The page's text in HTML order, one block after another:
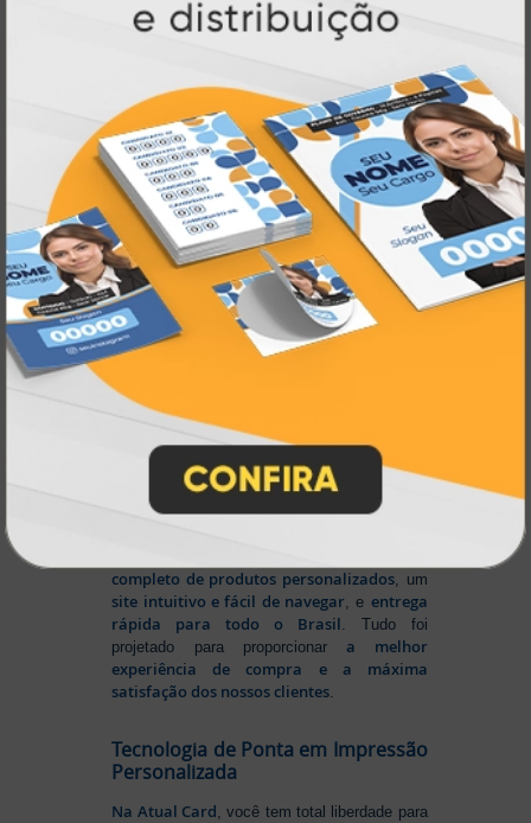
Pioneirismo e Inovação em
Muito antes de termos comográfica online,
impressão sob demanda e web to printse
popularizarem, aAtual Card já estava
transformando o mercado gráfico.
Nascemos digitais e seguimosinovando
continuamente, investindo em
tecnologia
de ponta para garantir a melhor experiência
em
produtos personalizados e impressão
online
. Tudo isso para oferecer
agilidade,
qualidade e soluções inteligentes
que
atendem às suas necessidades.
Liderança e Qualidade em
Impressão
Prestes a completar três décadas de
inovação e serviços,a Atual Card segue
como referência no mercado gráfico e de
personalização online, oferecendo
completo de produtos personalizados, um
site intuitivo e fácil de navegar, e entrega
rápida para todo o Brasil. Tudo foi
projetado para proporcionara melhor
experiência de compra e a máxima
satisfação dos nossos clientes.
Tecnologia de Ponta em Impressão
Personalizada
Na Atual Card , você tem total liberdade para